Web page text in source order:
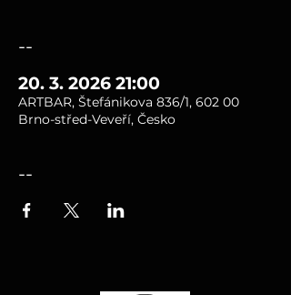
--
20. 3. 2026 21:00
ARTBAR, Štefánikova 836/1, 602 00
Brno-střed-Veveří, Česko
--